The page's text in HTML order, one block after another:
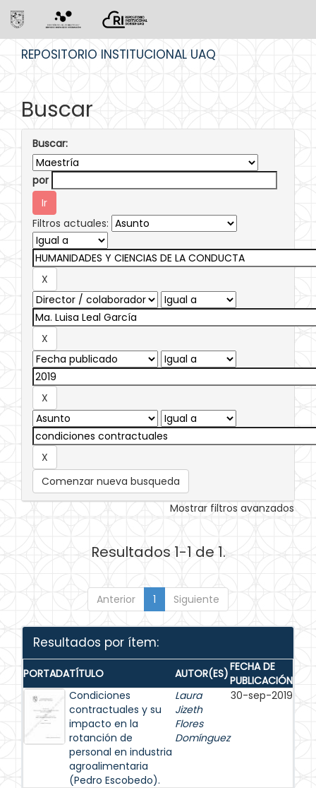
REPOSITORIO INSTITUCIONAL UAQ
Buscar
Buscar:
por
Filtros actuales:
Comenzar nueva busqueda
Mostrar filtros avanzados
Resultados 1-1 de 1.
Anterior 1 Siguiente
Resultados por ítem:
PORTADATÍTULO AUTOR(ES)FECHA DE
PUBLICACIÓN
Condiciones
contractuales y su
impacto en la
rotanción de
personal en industria
agroalimentaria
(Pedro Escobedo).
Laura
Jizeth
Flores
Domínguez
30-sep-2019